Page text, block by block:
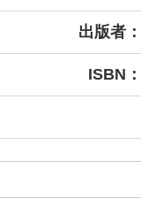
出版者：
ISBN：